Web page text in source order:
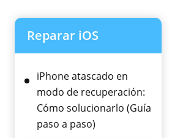
Reparar iOS
iPhone atascado en
modo de recuperación:
Cómo solucionarlo (Guía
paso a paso)